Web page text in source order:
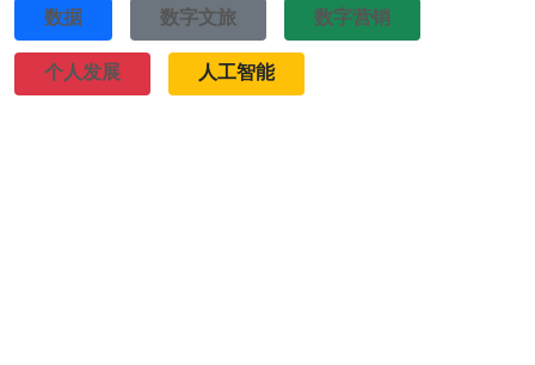
数据 数字文旅 数字营销
个人发展 人工智能